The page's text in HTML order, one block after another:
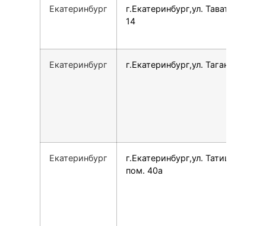
Екатеринбург
г.Екатеринбург,ул. Таватуйская,
14
Екатеринбург г.Екатеринбург,ул. Таганская, 79
Екатеринбург
г.Екатеринбург,ул. Татищева, 60
пом. 40а